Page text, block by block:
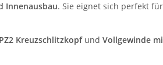
Innenausbau. Sie eignet sich perfekt
PZ2 Kreuzschlitzkopfund Vollgewinde